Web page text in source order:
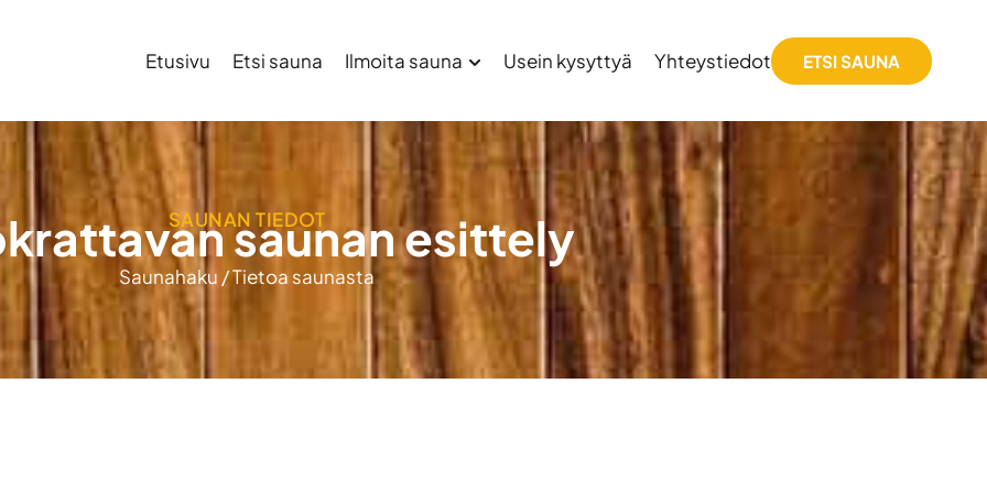
Etusivu Etsi sauna Ilmoita sauna Usein kysyttyä Yhteystiedot ETSI SAUNA
SAUNAN TIEDOT
saunan esittely
Saunahaku /Tietoa saunasta